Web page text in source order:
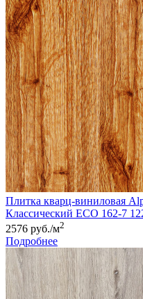
Плитка кварц-виниловая
Классический ЕСО 162-7
2576 руб./м2
Подробнее